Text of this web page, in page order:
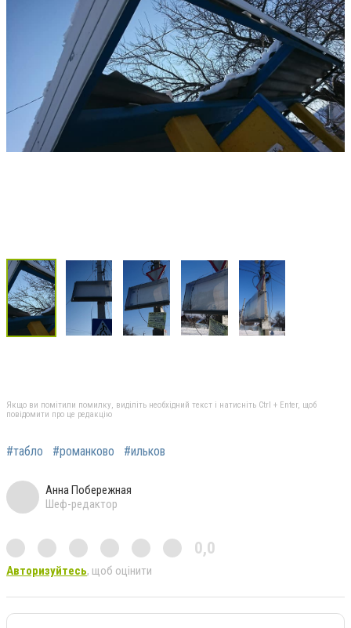
Якщо ви помітили помилку, виділіть необхідний текст і натисніть Ctrl + Enter, щоб
повідомити про це редакцію
#табло #романково #ильков
Анна Побережная
Шеф-редактор
0,0
Авторизуйтесь, щоб оцінити